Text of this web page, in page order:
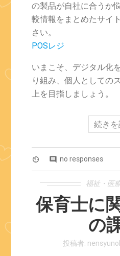
の製品が自社に合うか
較情報をまとめたサイ
さい。
POSレジ
いまこそ、デジタル化
り組み、個人としての
上を目指しましょう。
続き
av_timer comment no responses
福祉・医
保育士に
の
投稿者: